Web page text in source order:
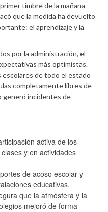
timbre de la mañana
que la medida ha devuelto
el aprendizaje y la
por la administración, el
más optimistas.
escolares de todo el estado
completamente libres de
generó incidentes de
activa de los
y en actividades
de acoso escolar y
educativas.
que la atmósfera y la
mejoró de forma